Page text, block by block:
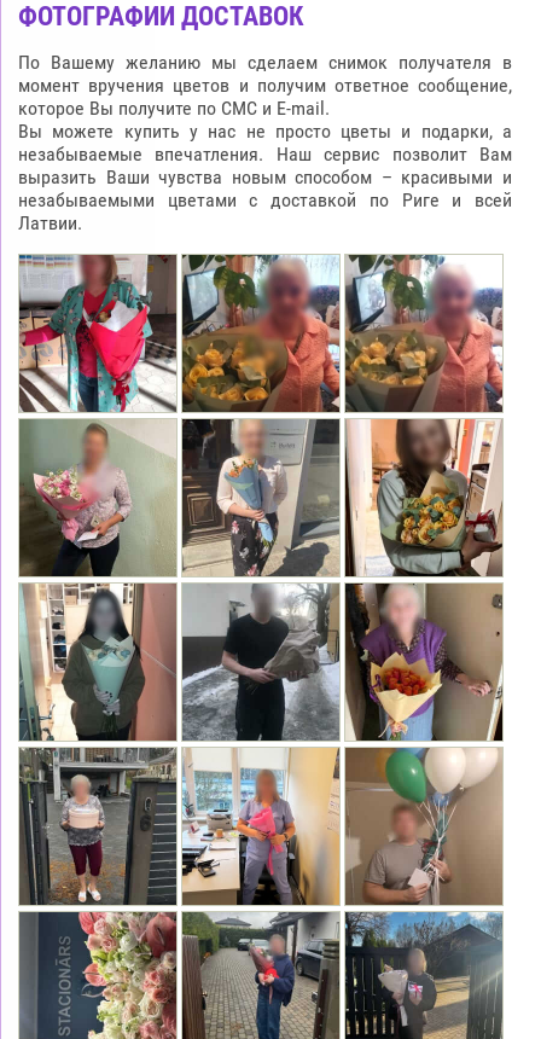
ФОТОГРАФИИ ДОСТАВОК
По Вашему желанию мы сделаем снимок получателя в
момент вручения цветов и получим ответное сообщение,
которое Вы получите по СМС и E-mail.
Вы можете купить у нас не просто цветы и подарки, а
незабываемые впечатления. Наш сервис позволит Вам
выразить Ваши чувства новым способом – красивыми и
незабываемыми цветами с доставкой по Риге и всей
Латвии.